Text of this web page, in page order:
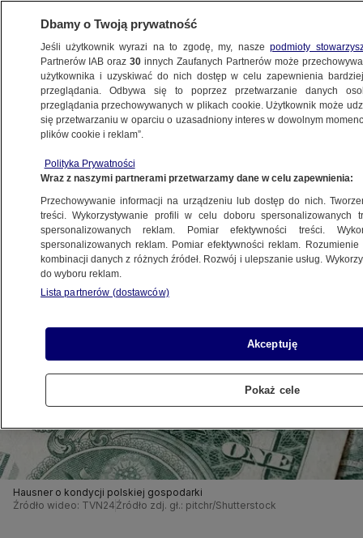
BIZNES
RYNKI
powód
28.12.2023, 07:11
Udostępnij
Hausner o kondycji polskiej gospodarki
Źródło wideo: TVN24 Źródło zdj. gł.: pitchr/Shutterstock
Dbamy o Twoją prywatność
Jeśli użytkownik wyrazi na to zgodę, my, naszepodmioty
Partnerów IAB oraz30 innych Zaufanych Partnerów może
użytkownika i uzyskiwać do nich dostęp w celu zapewnienia
przeglądania. Odbywa się to poprzez przetwarzanie danych
przeglądania przechowywanych w plikach cookie. Użytkownik może
się przetwarzaniu w oparciu o uzasadniony interes w dowolnym
plików cookie i reklam”.
Polityka Prywatności
Wraz z naszymi partnerami przetwarzamy dane w celu zapewnienia:
Przechowywanie informacji na urządzeniu lub dostęp do nich.
treści. Wykorzystywanie profili w celu doboru spersonalizowanych
spersonalizowanych reklam. Pomiar efektywności treści.
spersonalizowanych reklam. Pomiar efektywności reklam.
kombinacji danych z różnych źródeł. Rozwój i ulepszanie usług.
do wyboru reklam.
Lista partnerów (dostawców)
Akceptuję
Pokaż cele